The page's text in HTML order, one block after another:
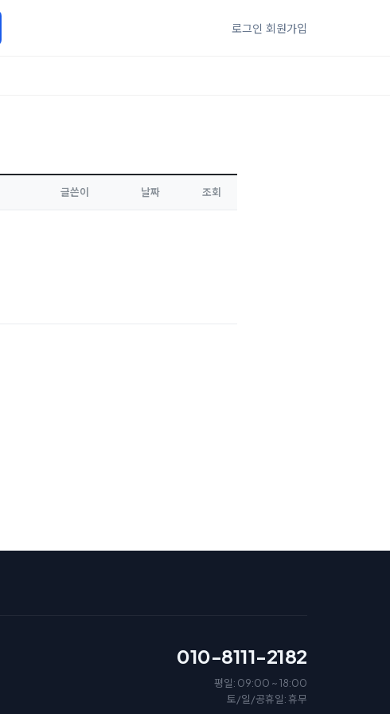
로그인 회원가입
글쓴이 날짜 조회
010-8111-2182
평일: 09:00 ~ 18:00
토/일/공휴일: 휴무